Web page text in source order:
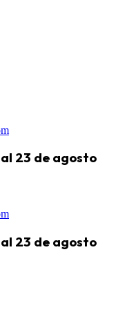
23 de agosto
23 de agosto